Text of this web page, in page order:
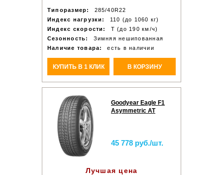
Типоразмер:
285/40R22
Индекс нагрузки:
110 (до 1060 кг)
Индекс скорости:
T (до 190 км/ч)
Сезонность:
Зимняя нешипованная
Наличие товара:
есть в наличии
КУПИТЬ В 1 КЛИК В КОРЗИНУ
Goodyear Eagle F1
Asymmetric AT
45 778 руб./шт.
Лучшая цена